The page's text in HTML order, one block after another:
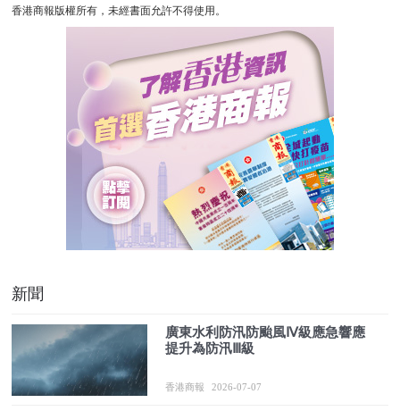
香港商報版權所有，未經書面允許不得使用。
新聞
廣東水利防汛防颱風Ⅳ級應急響應
提升為防汛Ⅲ級
香港商報 2026-07-07